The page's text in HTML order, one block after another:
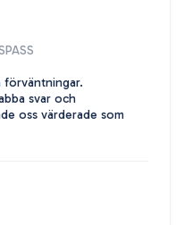
förväntningar.
svar och
oss värderade som